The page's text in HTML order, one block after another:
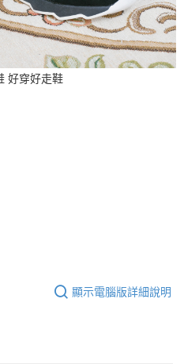
顯示電腦版詳細說明